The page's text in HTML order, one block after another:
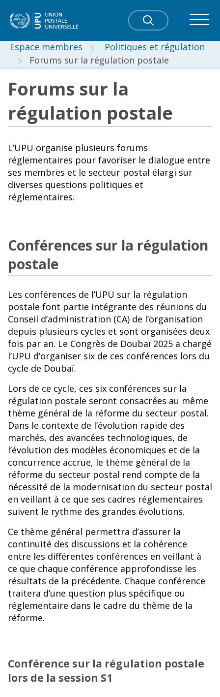
Espace membres
Politiques et régulation
Forums sur la régulation postale
Forums sur la
régulation postale
L’UPU organise plusieurs forums
réglementaires pour favoriser le dialogue entre
ses membres et le secteur postal élargi sur
diverses questions politiques et
réglementaires.
Conférences sur la régulation
postale
Les conférences de l’UPU sur la régulation
postale font partie intégrante des réunions du
Conseil d’administration (CA) de l’organisation
depuis plusieurs cycles et sont organisées deux
fois par an. Le Congrès de Doubaï 2025 a chargé
l’UPU d’organiser six de ces conférences lors du
cycle de Doubaï.
Lors de ce cycle, ces six conférences sur la
régulation postale seront consacrées au même
thème général de la réforme du secteur postal.
Dans le contexte de l’évolution rapide des
marchés, des avancées technologiques, de
l’évolution des modèles économiques et de la
concurrence accrue, le thème général de la
réforme du secteur postal rend compte de la
nécessité de la modernisation du secteur postal
en veillant à ce que ses cadres réglementaires
suivent le rythme des grandes évolutions.
Ce thème général permettra d’assurer la
continuité des discussions et la cohérence
entre les différentes conférences en veillant à
ce que chaque conférence approfondisse les
résultats de la précédente. Chaque conférence
traitera d’une question plus spécifique ou
réglementaire dans le cadre du thème de la
réforme.
Conférence sur la régulation postale
lors de la session S1